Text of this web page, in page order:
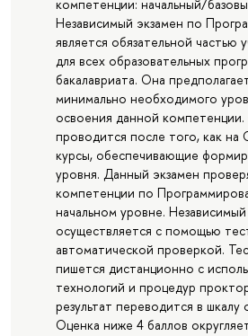
компетенции: начальный/
Независимый экзамен по
является обязательной частью
для всех образовательных
бакалавриата. Она
минимально необходимого
освоения данной
проводится после того, как на
курсы, обеспечивающие
уровня. Данный экзамен
компетенции по
начальном уровне.
осуществляется с помощью
автоматической проверкой.
пишется дистанционно с
технологий и процедур
результат переводится в
Оценка ниже 4 баллов